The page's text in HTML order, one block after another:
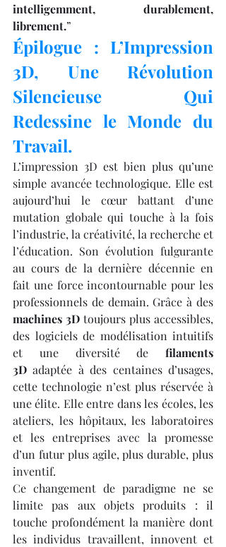
intelligemment, durablement,
librement.”
Épilogue : L’Impression
3D, Une Révolution
Silencieuse Qui
Redessine le Monde du
Travail.
L’impression 3D est bien plus qu’une
simple avancée technologique. Elle est
aujourd’hui le cœur battant d’une
mutation globale qui touche à la fois
l’industrie, la créativité, la recherche et
l’éducation. Son évolution fulgurante
au cours de la dernière décennie en
fait une force incontournable pour les
machines 3D toujours plus accessibles,
des logiciels de modélisation intuitifs
et une diversité de filaments
3D adaptée à des centaines d’usages,
cette technologie n’est plus réservée à
une élite. Elle entre dans les écoles, les
ateliers, les hôpitaux, les laboratoires
et les entreprises avec la promesse
d’un futur plus agile, plus durable, plus
inventif.
Ce changement de paradigme ne se
limite pas aux objets produits : il
touche profondément la manière dont
les individus travaillent, innovent et